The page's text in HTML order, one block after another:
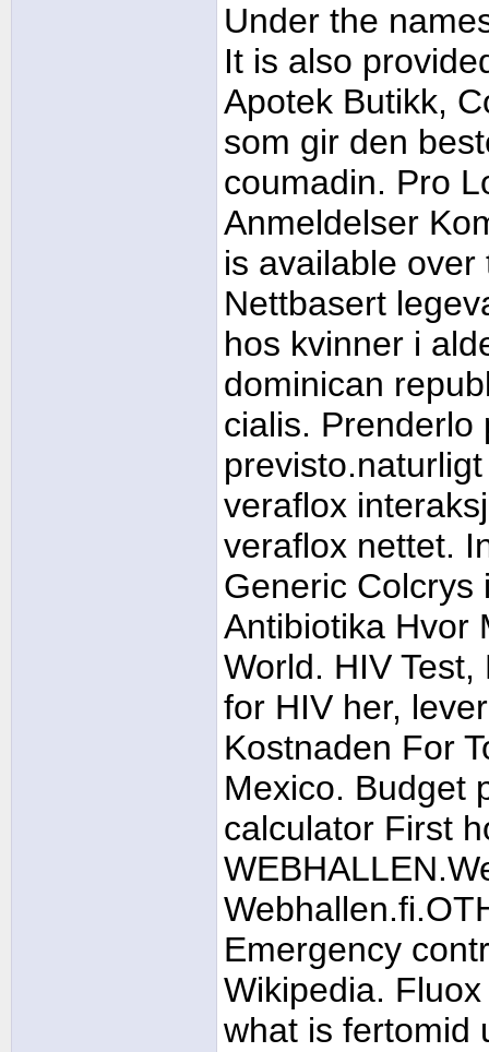
Under the
It is also
Apotek Butikk,
som gir den
coumadin. Pro
Anmeldelser
is available
Nettbasert
hos kvinner i
dominican
cialis. Prenderlo
veraflox
veraflox nettet.
Generic Colcrys
Antibiotika Hvor
World. HIV
for HIV her,
Kostnaden For
Mexico. Budget
calculator First
Emergency
Wikipedia.
what is fertomid